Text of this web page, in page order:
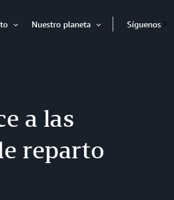
Nuestro planeta
Expandir
Síguenos
a las
reparto